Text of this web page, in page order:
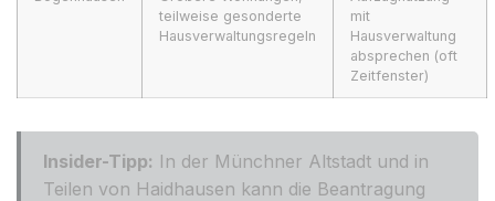
teilweise gesonderte
Hausverwaltungsregeln
mit
Hausverwaltung
absprechen (oft
Zeitfenster)
Insider-Tipp: In der Münchner Altstadt und in
Teilen von Haidhausen kann die Beantragung